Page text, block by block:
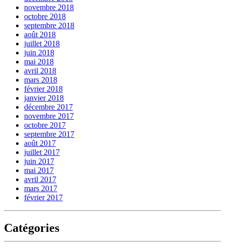
novembre 2018
octobre 2018
septembre 2018
août 2018
juillet 2018
juin 2018
mai 2018
avril 2018
mars 2018
février 2018
janvier 2018
décembre 2017
novembre 2017
octobre 2017
septembre 2017
août 2017
juillet 2017
juin 2017
mai 2017
avril 2017
mars 2017
février 2017
Catégories